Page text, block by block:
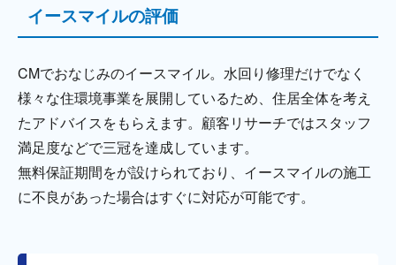
イースマイルの評価
CMでおなじみのイースマイル。水回り修理だけでなく
様々な住環境事業を展開しているため、住居全体を考え
たアドバイスをもらえます。顧客リサーチではスタッフ
満足度などで三冠を達成しています。
無料保証期間をが設けられており、イースマイルの施工
に不良があった場合はすぐに対応が可能です。